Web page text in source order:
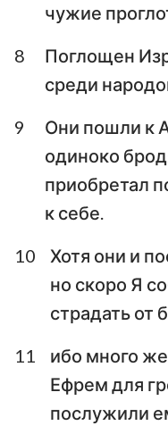
чужие
8
Поглощен
среди
9
Они пошли к
одиноко
приобретал
к себе.
10
Хотя они и
но скоро Я
страдать от
11
ибо много
Ефрем для
послужили